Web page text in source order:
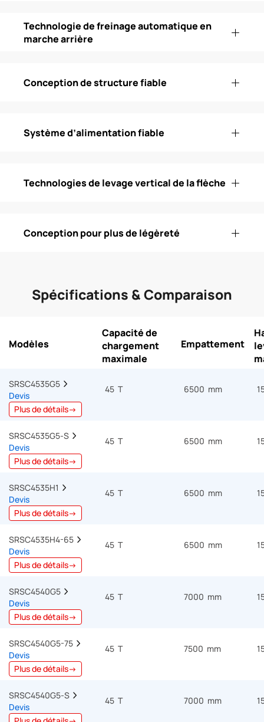
Technologie de freinage automatique en
marche arrière
Conception de structure fiable
Système d’alimentation fiable
Technologies de levage vertical de la flèche
Conception pour plus de légèreté
Spécifications & Comparaison
Modèles
Capacité de
chargement
maximale
Empattement
SRSC4535G5
Devis
Plus de détails→
45 T 6500 mm
SRSC4535G5-S
Devis
Plus de détails→
45 T 6500 mm
SRSC4535H1
Devis
Plus de détails→
45 T 6500 mm
SRSC4535H4-65
Devis
Plus de détails→
45 T 6500 mm
SRSC4540G5
Devis
Plus de détails→
45 T 7000 mm
SRSC4540G5-75
Devis
Plus de détails→
45 T 7500 mm
SRSC4540G5-S
Devis
45 T 7000 mm